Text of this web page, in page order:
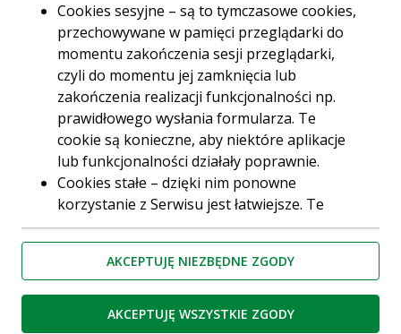
„Solidarność” i przewodniczący Sejmiku Województwa
Podkarpackiego, symbolicznie przekazał monument
miastu.
Cookies sesyjne – są to tymczasowe cookies,
przechowywane w pamięci przeglądarki do
momentu zakończenia sesji przeglądarki,
czyli do momentu jej zamknięcia lub
zakończenia realizacji funkcjonalności np.
prawidłowego wysłania formularza. Te
cookie są konieczne, aby niektóre aplikacje
lub funkcjonalności działały poprawnie.
Cookies stałe – dzięki nim ponowne
korzystanie z Serwisu jest łatwiejsze. Te
cookies przechowywane są przez
przeglądarki tak długo jak określono w
parametrach cookies lub do momentu ich
usunięcia przez użytkownika.
Cookies naszych zaufanych Partnerów* – to
AKCEPTUJĘ NIEZBĘDNE ZGODY
AKCEPTUJĘ WSZYSTKIE ZGODY